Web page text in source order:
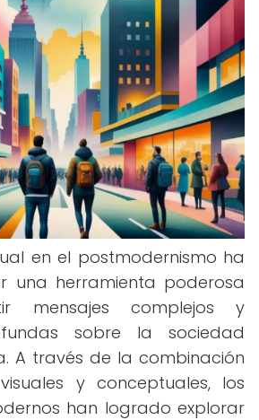
en el postmodernismo ha
una herramienta poderosa
mensajes complejos y
sobre la sociedad
A través de la combinación
y conceptuales, los
han logrado explorar